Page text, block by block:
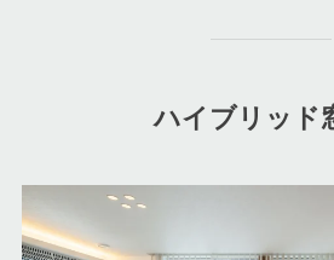
ハイブリッド